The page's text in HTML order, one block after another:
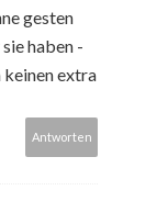
gesten
haben -
keinen extra
Antworten